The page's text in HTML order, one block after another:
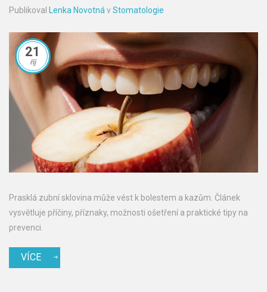
Publikoval Lenka Novotná vStomatologie
21
říj
Prasklá zubní sklovina může vést k bolestem a kazům. Článek
vysvětluje příčiny, příznaky, možnosti ošetření a praktické tipy na
prevenci.
VÍCE